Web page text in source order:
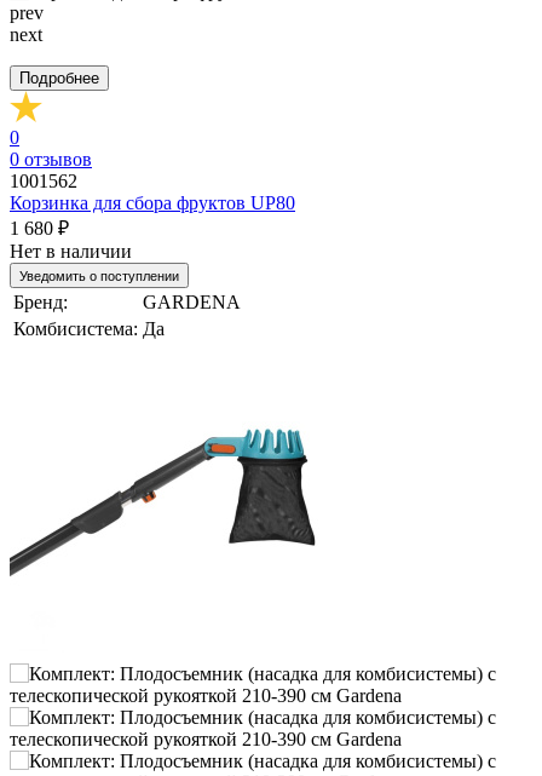
prev
next
Подробнее
0
0 отзывов
1001562
Корзинка для сбора фруктов UP80
1 680 ₽
Нет в наличии
Уведомить о поступлении
Бренд:
GARDENA
Комбисистема: Да